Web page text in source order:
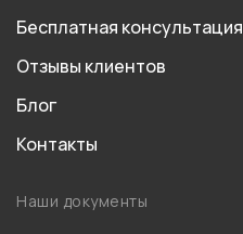
Бесплатная консультация
Отзывы клиентов
Блог
Контакты
Наши документы